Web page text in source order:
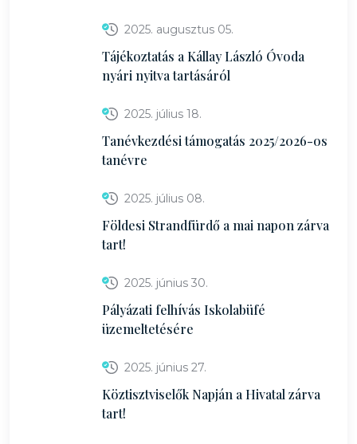
2025. augusztus 05.
Tájékoztatás a Kállay László Óvoda
nyári nyitva tartásáról
2025. július 18.
Tanévkezdési támogatás 2025/2026-os
tanévre
2025. július 08.
Földesi Strandfürdő a mai napon zárva
tart!
2025. június 30.
Pályázati felhívás Iskolabüfé
üzemeltetésére
2025. június 27.
Köztisztviselők Napján a Hivatal zárva
tart!